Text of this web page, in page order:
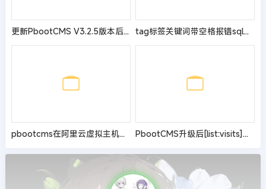
更新PbootCMS V3.2.5版本后列表页与详情页URL携带参数强制404的解决方法 tag标签关键词带空格报错sql注入的问题
pbootcms在阿里云虚拟主机不显示验证码 PbootCMS升级后[list:visits]标签失效的解决办法